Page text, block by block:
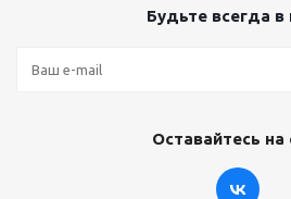
Будьте всегда в
Оставайтесь на